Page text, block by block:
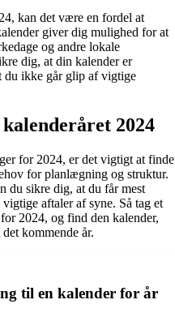
kan det være en fordel at
giver dig mulighed for at
og andre lokale
dig, at din kalender er
du ikke går glip af vigtige
2024
for 2024, er det vigtigt at finde
for planlægning og struktur.
du sikre dig, at du får mest
aftaler af syne. Så tag et
2024, og find den kalender,
kommende år.
til en kalender for år